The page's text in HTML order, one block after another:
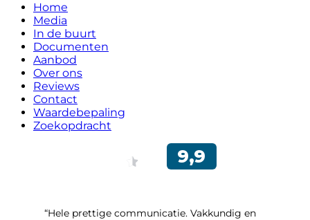
Home
Media
In de buurt
Documenten
Aanbod
Over ons
Reviews
Contact
Waardebepaling
Zoekopdracht
“Hele prettige communicatie. Vakkundig en